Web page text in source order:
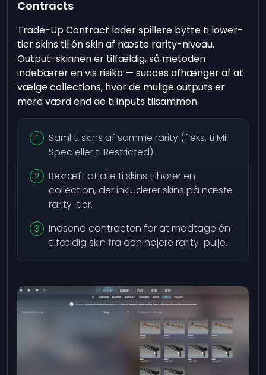
Contracts
Trade-Up Contract lader spillere bytte ti lower-
tier skins til én skin af næste rarity-niveau.
Output-skinnen er tilfældig, så metoden
indebærer en vis risiko — succes afhænger af at
vælge collections, hvor de mulige outputs er
mere værd end de ti inputs tilsammen.
Saml ti skins af samme rarity (f.eks. ti Mil-
Spec eller ti Restricted).
Bekræft at alle ti skins tilhører en
collection, der inkluderer skins på næste
rarity-tier.
Indsend contracten for at modtage én
tilfældig skin fra den højere rarity-pulje.